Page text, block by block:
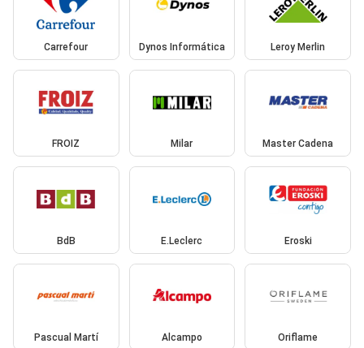
Carrefour Dynos Informática Leroy Merlin
FROIZ Milar Master Cadena
BdB E.Leclerc Eroski
Pascual Martí Alcampo Oriflame